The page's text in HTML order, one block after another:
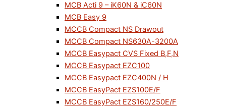
MCB Acti 9 – iK60N & iC60N
MCB Easy 9
MCCB Compact NS Drawout
MCCB Compact NS630A-3200A
MCCB Easypact CVS Fixed B,F,N
MCCB Easypact EZC100
MCCB Easypact EZC400N / H
MCCB EasyPact EZS100E/F
MCCB EasyPact EZS160/250E/F